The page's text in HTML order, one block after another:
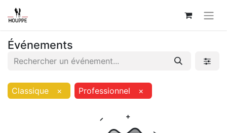
Événements
Classique × Professionnel ×